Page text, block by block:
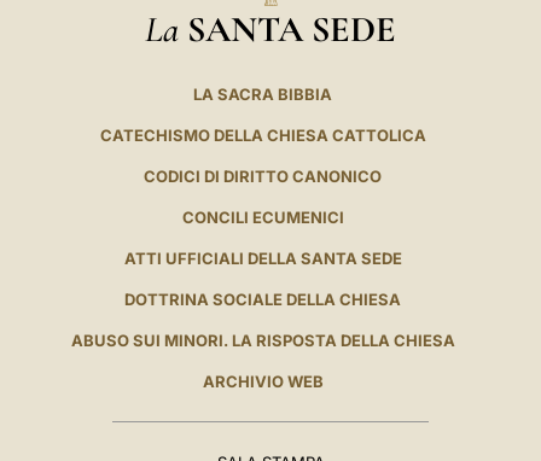
La SANTA SEDE
LA SACRA BIBBIA
CATECHISMO DELLA CHIESA CATTOLICA
CODICI DI DIRITTO CANONICO
CONCILI ECUMENICI
ATTI UFFICIALI DELLA SANTA SEDE
DOTTRINA SOCIALE DELLA CHIESA
ABUSO SUI MINORI. LA RISPOSTA DELLA CHIESA
ARCHIVIO WEB